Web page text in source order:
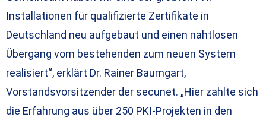
Installationen für qualifizierte Zertifikate in
Deutschland neu aufgebaut und einen nahtlosen
Übergang vom bestehenden zum neuen System
realisiert“, erklärt Dr. Rainer Baumgart,
Vorstandsvorsitzender der secunet. „Hier zahlte sich
die Erfahrung aus über 250 PKI-Projekten in den